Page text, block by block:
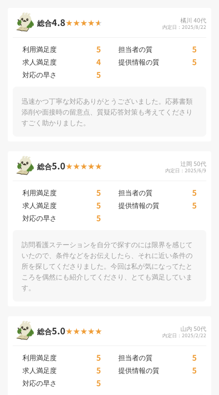
総合4.8 橘川 40代
内定日：2025/8/22
利用満足度 5 担当者の質 5
求人満足度 4 提供情報の質 5
対応の早さ 5
迅速かつ丁寧な対応ありがとうございました。応募書類
添削や面接時の留意点、質疑応答対策も考えてくださり
すごく助かりました。
総合5.0 辻岡 50代
内定日：2025/6/9
利用満足度 5 担当者の質 5
求人満足度 5 提供情報の質 5
対応の早さ 5
訪問看護ステーションを自分で探すのには限界を感じて
いたので、条件などをお伝えしたら、それに近い条件の
所を探してくださりました。今回は私が気になってたと
ころを偶然にも紹介してくださり、とても満足していま
す。
総合5.0 山内 50代
内定日：2025/2/22
利用満足度 5 担当者の質 5
求人満足度 5 提供情報の質 5
対応の早さ 5